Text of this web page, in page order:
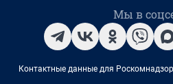
Мы в
Контактные данные для